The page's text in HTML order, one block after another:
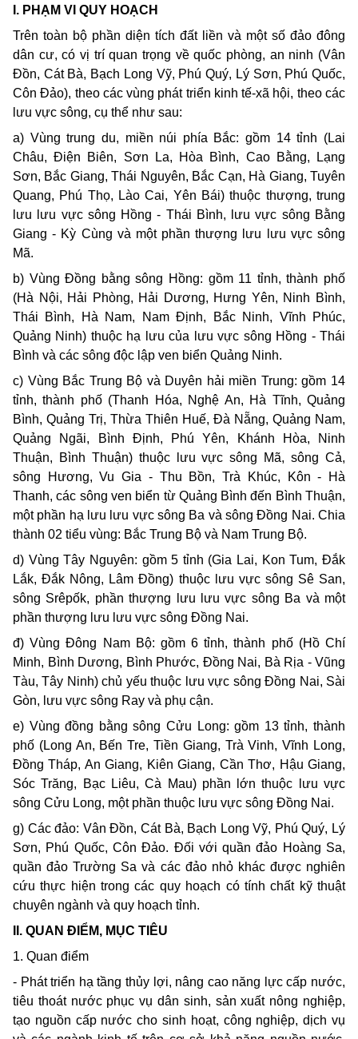
I. PHẠM VI QUY HOẠCH
Trên toàn bộ phần diện tích đất liền và một số đảo đông
dân cư, có vị trí quan trọng về quốc phòng, an ninh (Vân
Đồn, Cát Bà, Bạch Long Vỹ, Phú Quý, Lý Sơn, Phú Quốc,
Côn Đảo), theo các vùng phát triển kinh tế-xã hội, theo các
lưu vực sông, cụ thể như sau:
a) Vùng trung du, miền núi phía Bắc: gồm 14 tỉnh (Lai
Châu, Điện Biên, Sơn La, Hòa Bình, Cao Bằng, Lạng
Sơn, Bắc Giang, Thái Nguyên, Bắc Cạn, Hà Giang, Tuyên
Quang, Phú Thọ, Lào Cai, Yên Bái) thuộc thượng, trung
lưu lưu vực sông Hồng - Thái Bình, lưu vực sông Bằng
Giang - Kỳ Cùng và một phần thượng lưu lưu vực sông
Mã.
b) Vùng Đồng bằng sông Hồng: gồm 11 tỉnh, thành phố
(Hà Nội, Hải Phòng, Hải Dương, Hưng Yên, Ninh Bình,
Thái Bình, Hà Nam, Nam Định, Bắc Ninh, Vĩnh Phúc,
Quảng Ninh) thuộc hạ lưu của lưu vực sông Hồng - Thái
Bình và các sông độc lập ven biển Quảng Ninh.
c) Vùng Bắc Trung Bộ và Duyên hải miền Trung: gồm 14
tỉnh, thành phố (Thanh Hóa, Nghệ An, Hà Tĩnh, Quảng
Bình, Quảng Trị, Thừa Thiên Huế, Đà Nẵng, Quảng Nam,
Quảng Ngãi, Bình Định, Phú Yên, Khánh Hòa, Ninh
Thuận, Bình Thuận) thuộc lưu vực sông Mã, sông Cả,
sông Hương, Vu Gia - Thu Bồn, Trà Khúc, Kôn - Hà
Thanh, các sông ven biển từ Quảng Bình đến Bình Thuận,
một phần hạ lưu lưu vực sông Ba và sông Đồng Nai. Chia
thành 02 tiểu vùng: Bắc Trung Bộ và Nam Trung Bộ.
d) Vùng Tây Nguyên: gồm 5 tỉnh (Gia Lai, Kon Tum, Đắk
Lắk, Đắk Nông, Lâm Đồng) thuộc lưu vực sông Sê San,
sông Srêpốk, phần thượng lưu lưu vực sông Ba và một
phần thượng lưu lưu vực sông Đồng Nai.
đ) Vùng Đông Nam Bộ: gồm 6 tỉnh, thành phố (Hồ Chí
Minh, Bình Dương, Bình Phước, Đồng Nai, Bà Rịa - Vũng
Tàu, Tây Ninh) chủ yếu thuộc lưu vực sông Đồng Nai, Sài
Gòn, lưu vực sông Ray và phụ cận.
e) Vùng đồng bằng sông Cửu Long: gồm 13 tỉnh, thành
phố (Long An, Bến Tre, Tiền Giang, Trà Vinh, Vĩnh Long,
Đồng Tháp, An Giang, Kiên Giang, Cần Thơ, Hậu Giang,
Sóc Trăng, Bạc Liêu, Cà Mau) phần lớn thuộc lưu vực
sông Cửu Long, một phần thuộc lưu vực sông Đồng Nai.
g) Các đảo: Vân Đồn, Cát Bà, Bạch Long Vỹ, Phú Quý, Lý
Sơn, Phú Quốc, Côn Đảo. Đối với quần đảo Hoàng Sa,
quần đảo Trường Sa và các đảo nhỏ khác được nghiên
cứu thực hiện trong các quy hoạch có tính chất kỹ thuật
chuyên ngành và quy hoạch tỉnh.
II. QUAN ĐIỂM, MỤC TIÊU
1. Quan điểm
- Phát triển hạ tầng thủy lợi, nâng cao năng lực cấp nước,
tiêu thoát nước phục vụ dân sinh, sản xuất nông nghiệp,
tạo nguồn cấp nước cho sinh hoạt, công nghiệp, dịch vụ